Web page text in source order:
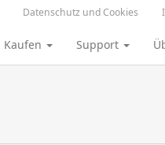
Kaufen Support
Datenschutz und Cookies